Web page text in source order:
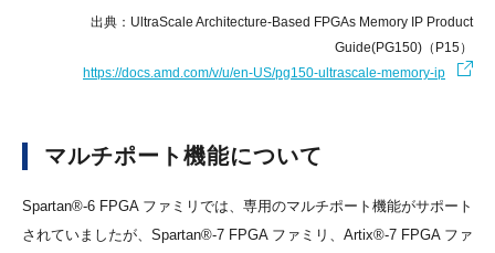
出典：UltraScale Architecture-Based FPGAs Memory IP Product
Guide(PG150)（P15）
https://docs.amd.com/v/u/en-US/pg150-ultrascale-memory-ip
マルチポート機能について
Spartan®-6 FPGA ファミリでは、専用のマルチポート機能がサポート
されていましたが、Spartan®-7 FPGA ファミリ、Artix®-7 FPGA ファ